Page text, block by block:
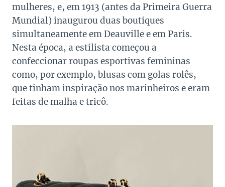
mulheres, e, em 1913 (antes da Primeira Guerra
Mundial) inaugurou duas boutiques
simultaneamente em Deauville e em Paris.
Nesta época, a estilista começou a
confeccionar roupas esportivas femininas
como, por exemplo, blusas com golas rolês,
que tinham inspiração nos marinheiros e eram
feitas de malha e tricô.